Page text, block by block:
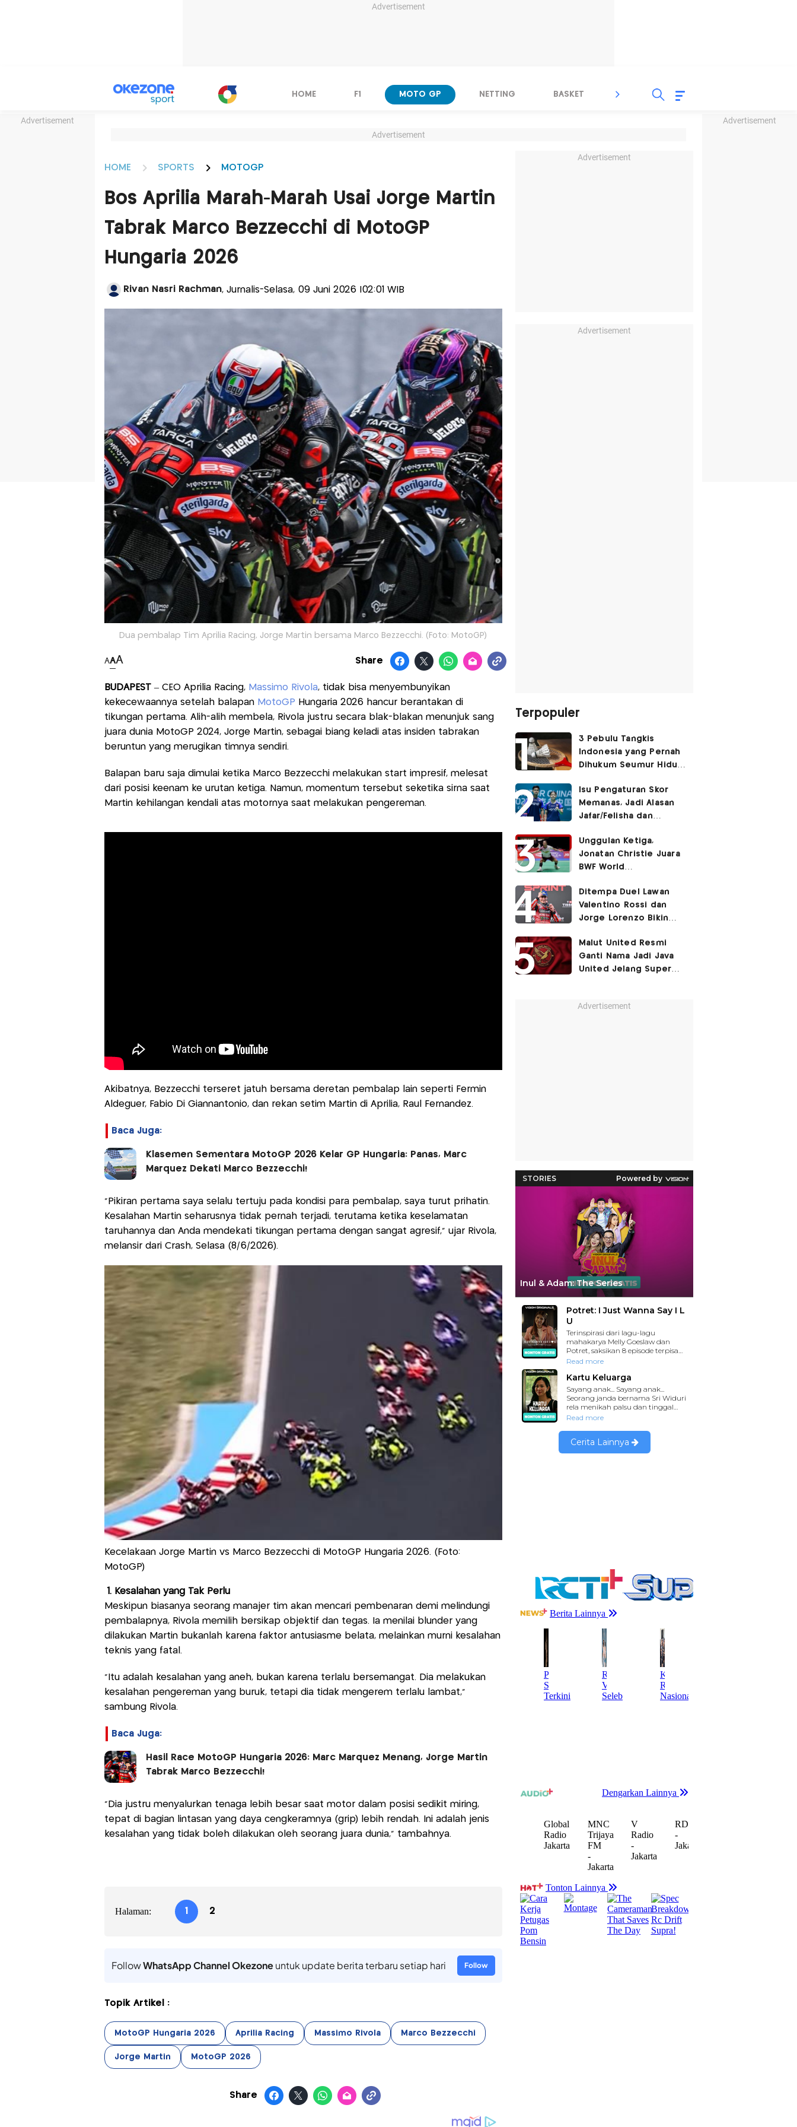
Advertisement
Advertisement Advertisement
HOME F1 MOTO GP NETTING BASKET SPORT LAIN
Advertisement
HOME SPORTS MOTOGP
Bos Aprilia Marah-Marah Usai Jorge Martin
Tabrak Marco Bezzecchi di MotoGP
Hungaria 2026
Rivan Nasri Rachman, Jurnalis-Selasa, 09 Juni 2026 |02:01 WIB
Dua pembalap Tim Aprilia Racing, Jorge Martin bersama Marco Bezzecchi. (Foto: MotoGP)
AAA Share
BUDAPEST – CEO Aprilia Racing, Massimo Rivola, tidak bisa menyembunyikan
kekecewaannya setelah balapan MotoGP Hungaria 2026 hancur berantakan di
tikungan pertama. Alih-alih membela, Rivola justru secara blak-blakan menunjuk sang
juara dunia MotoGP 2024, Jorge Martin, sebagai biang keladi atas insiden tabrakan
beruntun yang merugikan timnya sendiri.
Balapan baru saja dimulai ketika Marco Bezzecchi melakukan start impresif, melesat
dari posisi keenam ke urutan ketiga. Namun, momentum tersebut seketika sirna saat
Martin kehilangan kendali atas motornya saat melakukan pengereman.
Akibatnya, Bezzecchi terseret jatuh bersama deretan pembalap lain seperti Fermin
Aldeguer, Fabio Di Giannantonio, dan rekan setim Martin di Aprilia, Raul Fernandez.
Baca Juga:
Klasemen Sementara MotoGP 2026 Kelar GP Hungaria: Panas, Marc
Marquez Dekati Marco Bezzecchi!
“Pikiran pertama saya selalu tertuju pada kondisi para pembalap, saya turut prihatin.
Kesalahan Martin seharusnya tidak pernah terjadi, terutama ketika keselamatan
taruhannya dan Anda mendekati tikungan pertama dengan sangat agresif,” ujar Rivola,
melansir dari Crash, Selasa (8/6/2026).
Kecelakaan Jorge Martin vs Marco Bezzecchi di MotoGP Hungaria 2026. (Foto:
MotoGP)
1. Kesalahan yang Tak Perlu
Meskipun biasanya seorang manajer tim akan mencari pembenaran demi melindungi
pembalapnya, Rivola memilih bersikap objektif dan tegas. Ia menilai blunder yang
dilakukan Martin bukanlah karena faktor antusiasme belata, melainkan murni kesalahan
teknis yang fatal.
“Itu adalah kesalahan yang aneh, bukan karena terlalu bersemangat. Dia melakukan
kesalahan pengereman yang buruk, tetapi dia tidak mengerem terlalu lambat,”
sambung Rivola.
Baca Juga:
Hasil Race MotoGP Hungaria 2026: Marc Marquez Menang, Jorge Martin
Tabrak Marco Bezzecchi!
“Dia justru menyalurkan tenaga lebih besar saat motor dalam posisi sedikit miring,
tepat di bagian lintasan yang daya cengkeramnya (grip) lebih rendah. Ini adalah jenis
kesalahan yang tidak boleh dilakukan oleh seorang juara dunia,” tambahnya.
Halaman: 1 2
FollowWhatsApp Channel Okezoneuntuk update berita terbaru setiap hari Follow
Topik Artikel :
MotoGP Hungaria 2026 Aprilia Racing Massimo Rivola Marco Bezzecchi
Jorge Martin MotoGP 2026
Share
Advertisement
Advertisement
Terpopuler
3 Pebulu Tangkis
Indonesia yang Pernah
Dihukum Seumur Hidup
Nomor 1 Hendra
Isu Pengaturan Skor
Memanas, Jadi Alasan
Jafar/Felisha dan
dari BWF World
Championships 2026?
Unggulan Ketiga,
Jonatan Christie Juara
BWF World
Ditempa Duel Lawan
Valentino Rossi dan
Jorge Lorenzo Bikin
Dikalahkan
Malut United Resmi
Ganti Nama Jadi Java
United Jelang Super
Advertisement